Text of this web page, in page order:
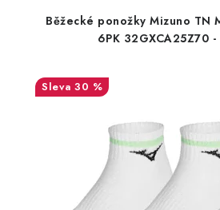
Běžecké ponožky Mizuno TN
6PK 32GXCA25Z70
30 %